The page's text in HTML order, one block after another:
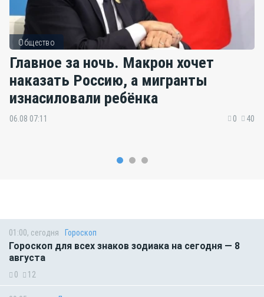
Общество
Главное за ночь. Макрон хочет
наказать Россию, а мигранты
изнасиловали ребёнка
06.08 07:11 0 40
01:00, сегодня Гороскоп
Гороскоп для всех знаков зодиака на сегодня — 8
августа
0 12